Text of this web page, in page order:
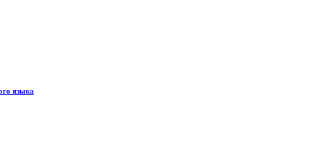
языка